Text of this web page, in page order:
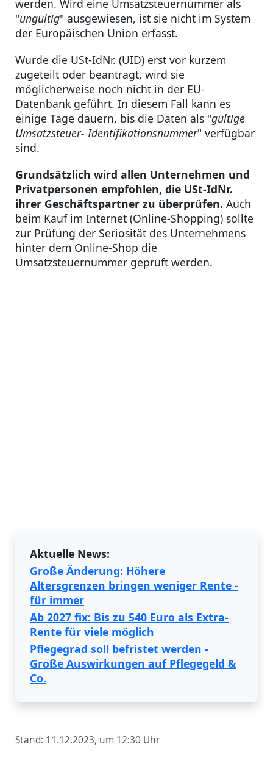
werden. Wird eine Umsatzsteuernummer als
"ungültig" ausgewiesen, ist sie nicht im System
der Europäischen Union erfasst.
Wurde die USt-IdNr. (UID) erst vor kurzem
zugeteilt oder beantragt, wird sie
möglicherweise noch nicht in der EU-
Datenbank geführt. In diesem Fall kann es
einige Tage dauern, bis die Daten als "gültige
Umsatzsteuer- Identifikationsnummer" verfügbar
sind.
Grundsätzlich wird allen Unternehmen und
Privatpersonen empfohlen, die USt-IdNr.
ihrer Geschäftspartner zu überprüfen. Auch
beim Kauf im Internet (Online-Shopping) sollte
zur Prüfung der Seriosität des Unternehmens
hinter dem Online-Shop die
Umsatzsteuernummer geprüft werden.
Aktuelle News:
Große Änderung: Höhere
Altersgrenzen bringen weniger Rente -
für immer
Ab 2027 fix: Bis zu 540 Euro als Extra-
Rente für viele möglich
Pflegegrad soll befristet werden -
Große Auswirkungen auf Pflegegeld &
Co.
Stand: 11.12.2023, um 12:30 Uhr